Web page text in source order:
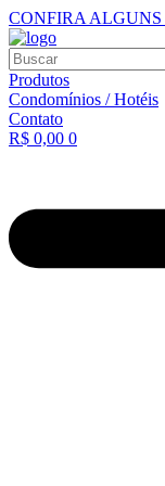
Ir
para
o
conteúdo
CONFIRA ALGUNS
Buscar
Produtos
Condomínios / Hotéis
Contato
R$ 0,00 0